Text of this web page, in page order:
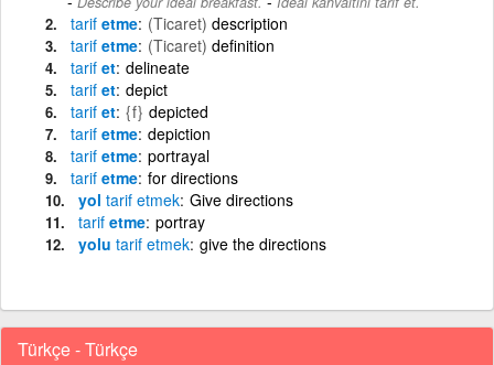
tarif etme (Ticaret) description
tarif etme (Ticaret) definition
tarif et delineate
tarif et depict
tarif et {f} depicted
tarif etme depiction
tarif etme portrayal
tarif etme for directions
yol tarif etmek Give directions
tarif etme portray
yolu tarif etmek give the directions
Türkçe - Türkçe